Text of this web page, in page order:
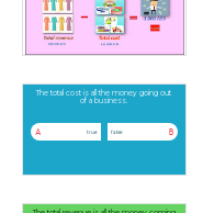
The total cost is all the money going out
of a business.
A true B
false